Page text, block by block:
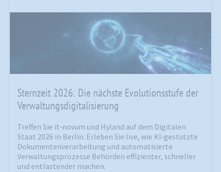
Sternzeit 2026: Die nächste Evolutionsstufe der
Verwaltungsdigitalisierung
Treffen Sie it‑novum und Hyland auf dem Digitalen
Staat 2026 in Berlin. Erleben Sie live, wie KI‑gestützte
Dokumentenverarbeitung und automatisierte
Verwaltungsprozesse Behörden effizienter, schneller
und entlastender machen.